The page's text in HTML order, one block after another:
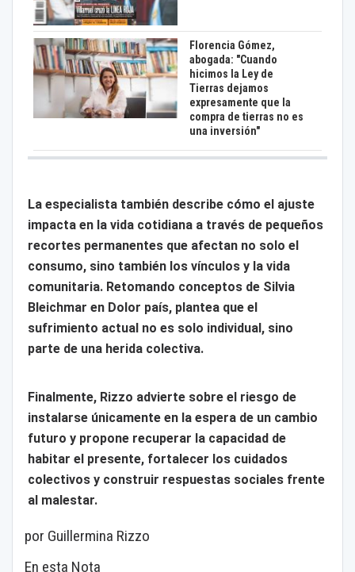
Florencia Gómez,
abogada: "Cuando
hicimos la Ley de
Tierras dejamos
expresamente que la
compra de tierras no es
una inversión"
La especialista también describe cómo el ajuste
impacta en la vida cotidiana a través de pequeños
recortes permanentes que afectan no solo el
consumo, sino también los vínculos y la vida
comunitaria. Retomando conceptos de Silvia
Bleichmar en Dolor país, plantea que el
sufrimiento actual no es solo individual, sino
parte de una herida colectiva.
Finalmente, Rizzo advierte sobre el riesgo de
instalarse únicamente en la espera de un cambio
futuro y propone recuperar la capacidad de
habitar el presente, fortalecer los cuidados
colectivos y construir respuestas sociales frente
al malestar.
por Guillermina Rizzo
En esta Nota